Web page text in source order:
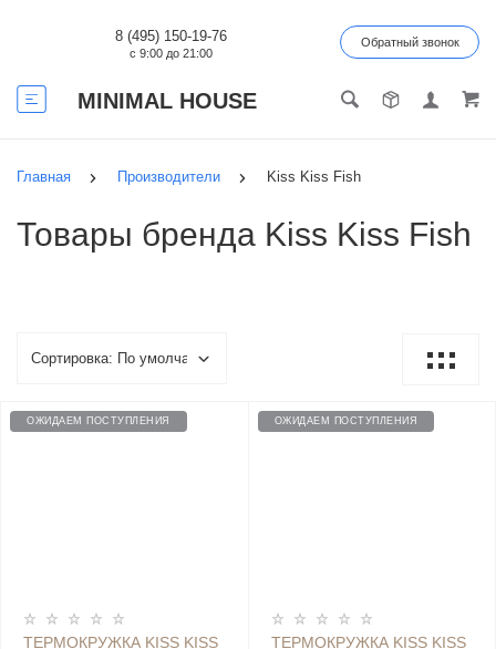
MINIMAL HOUSE
8 (495) 150-19-76
с 9:00 до 21:00
Обратный звонок
Главная Производители Kiss Kiss Fish
Товары бренда Kiss Kiss Fish
ОЖИДАЕМ ПОСТУПЛЕНИЯ
ТЕРМОКРУЖКА KISS KISS
ОЖИДАЕМ ПОСТУПЛЕНИЯ
ТЕРМОКРУЖКА KISS KISS